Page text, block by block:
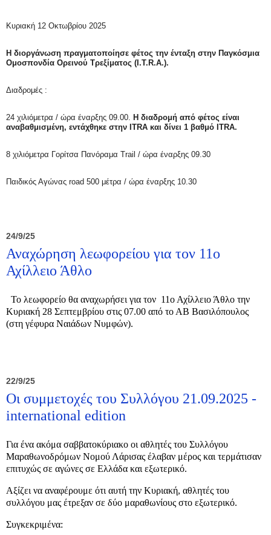
Κυριακή 12 Οκτωβρίου 2025
Η διοργάνωση πραγματοποίησε φέτος την ένταξη στην Παγκόσμια
Ομοσπονδία Ορεινού Τρεξίματος (I.T.R.A.).
Διαδρομές :
24 χιλιόμετρα / ώρα έναρξης 09.00.
Η διαδρομή από φέτος είναι
αναβαθμισμένη, εντάχθηκε στην ITRA και δίνει 1 βαθμό ITRA.
8 χιλιόμετρα Γορίτσα Πανόραμα Trail / ώρα έναρξης 09.30
Παιδικός Αγώνας road 500 μέτρα / ώρα έναρξης 10.30
24/9/25
Αναχώρηση λεωφορείου για τον 11ο
Αχίλλειο Άθλο
Το λεωφορείο θα αναχωρήσει για τον 11ο Αχίλλειο Άθλο την
Κυριακή 28 Σεπτεμβρίου στις 07.00 από το ΑΒ Βασιλόπουλος
(στη γέφυρα Ναιάδων Νυμφών).
22/9/25
Οι συμμετοχές του Συλλόγου 21.09.2025 -
international edition
Για ένα ακόμα σαββατοκύριακο οι αθλητές του Συλλόγου
Μαραθωνοδρόμων Νομού Λάρισας έλαβαν μέρος και τερμάτισαν
επιτυχώς σε αγώνες σε Ελλάδα και εξωτερικό.
Αξίζει να αναφέρουμε ότι αυτή την Κυριακή, αθλητές του
συλλόγου μας έτρεξαν σε δύο μαραθωνίους στο εξωτερικό.
Συγκεκριμένα: